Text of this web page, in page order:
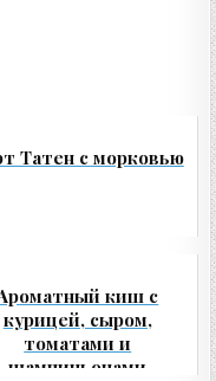
Татен с морковью
киш с
курицей, сыром,
томатами и
шампиньонами